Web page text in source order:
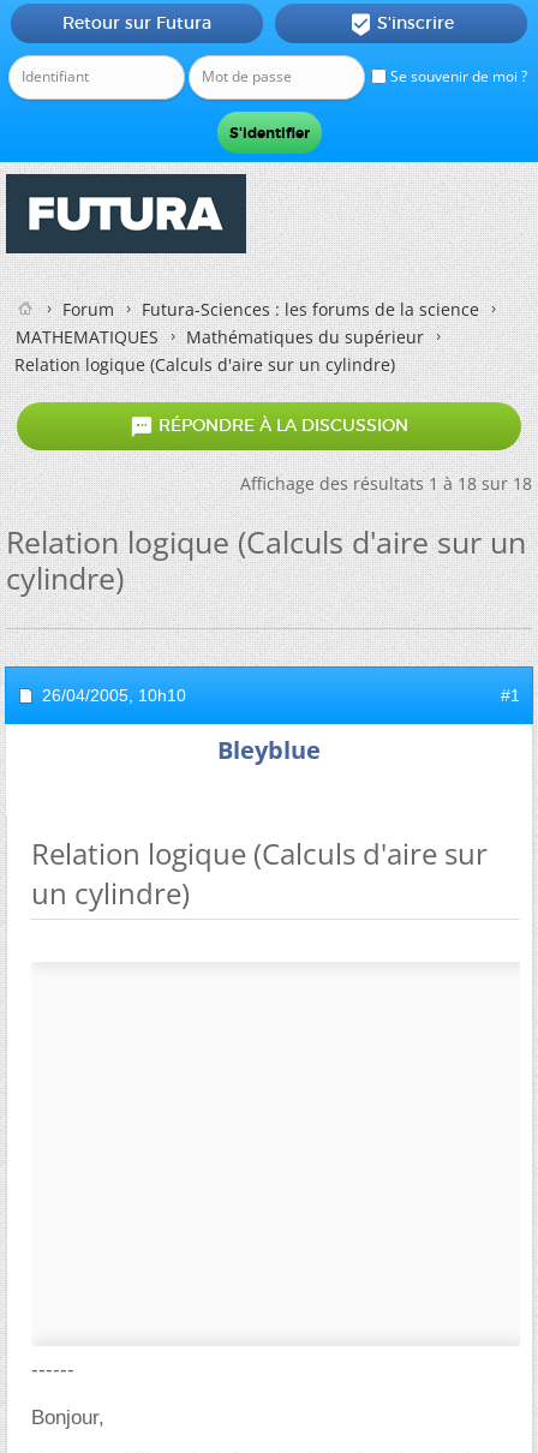
Se souvenir de moi ?
Retour sur Futura  S'inscrire
Forum
Futura-Sciences : les forums de la science
MATHEMATIQUES
Mathématiques du supérieur
Relation logique (Calculs d'aire sur un cylindre)
 RÉPONDRE À LA DISCUSSION
Affichage des résultats 1 à 18 sur 18
Relation logique (Calculs d'aire sur un
cylindre)
26/04/2005, 10h10 #1
Bleyblue
Relation logique (Calculs d'aire sur
un cylindre)
------
Bonjour,